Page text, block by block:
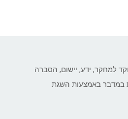
למחקר, ידע, יישום, הסברה
במדבר באמצעות השגת